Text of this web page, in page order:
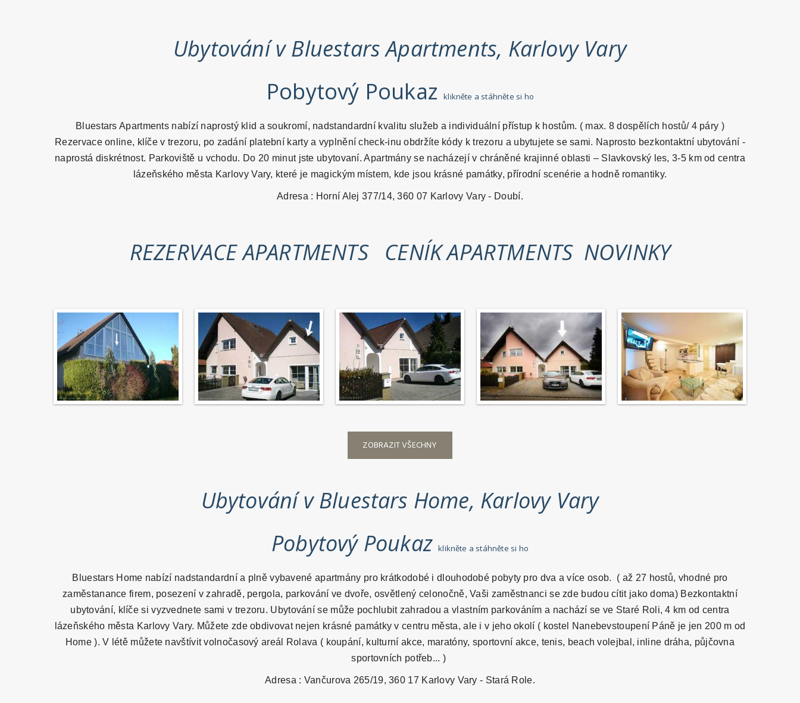
Ubytování v Bluestars Apartments, Karlovy Vary
Pobytový Poukaz
klikněte a stáhněte si ho
Bluestars Apartments nabízí naprostý klid a soukromí, nadstandardní kvalitu služeb a individuální přístup k hostům. ( max. 8 dospělích hostů/ 4 páry )
Rezervace online, klíče v trezoru, po zadání platební karty a vyplnění check-inu obdržíte kódy k trezoru a ubytujete se sami. Naprosto bezkontaktní ubytování -
naprostá diskrétnost. Parkoviště u vchodu. Do 20 minut jste ubytovaní. Apartmány se nacházejí v chráněné krajinné oblasti – Slavkovský les, 3-5 km od centra
lázeňského města Karlovy Vary, které je magickým místem, kde jsou krásné památky, přírodní scenérie a hodně romantiky.
Adresa : Horní Alej 377/14, 360 07 Karlovy Vary - Doubí.
REZERVACE APARTMENTS CENÍK APARTMENTS NOVINKY
ZOBRAZIT VŠECHNY
Ubytování v Bluestars Home, Karlovy Vary
Pobytový Poukaz klikněte a stáhněte si ho
Bluestars Home nabízí nadstandardní a plně vybavené apartmány pro krátkodobé i dlouhodobé pobyty pro dva a více osob. ( až 27 hostů, vhodné pro
zaměstanance firem, posezení v zahradě, pergola, parkování ve dvoře, osvětlený celonočně, Vaši zaměstnanci se zde budou cítit jako doma) Bezkontaktní
ubytování, klíče si vyzvednete sami v trezoru. Ubytování se může pochlubit zahradou a vlastním parkováním a nachází se ve Staré Roli, 4 km od centra
lázeňského města Karlovy Vary. Můžete zde obdivovat nejen krásné památky v centru města, ale i v jeho okolí ( kostel Nanebevstoupení Páně je jen 200 m od
Home ). V létě můžete navštívit volnočasový areál Rolava ( koupání, kulturní akce, maratóny, sportovní akce, tenis, beach volejbal, inline dráha, půjčovna
sportovních potřeb... )
Adresa : Vančurova 265/19, 360 17 Karlovy Vary - Stará Role.